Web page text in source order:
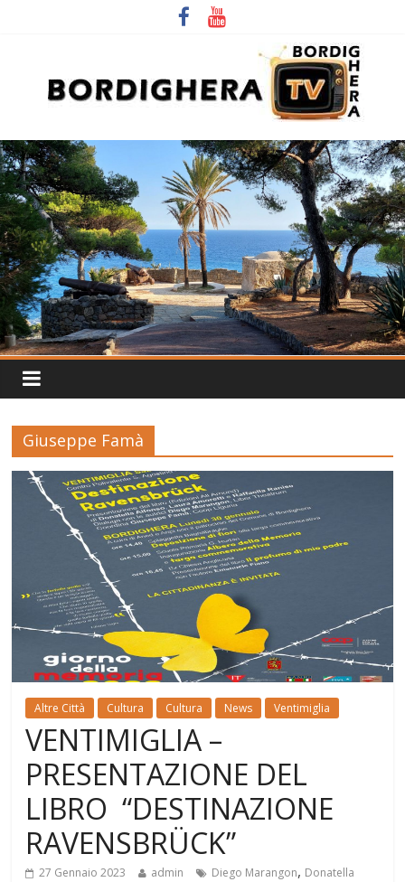
Giuseppe Famà
Altre Città Cultura Cultura News Ventimiglia
VENTIMIGLIA –
PRESENTAZIONE DEL
LIBRO “DESTINAZIONE
RAVENSBRÜCK”
27 Gennaio 2023 admin Diego Marangon, Donatella